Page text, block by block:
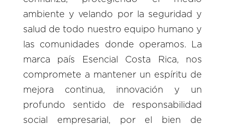
ambiente y velando por la seguridad y
salud de todo nuestro equipo humano y
las comunidades donde operamos. La
marca país Esencial Costa Rica, nos
compromete a mantener un espíritu de
mejora continua, innovación y un
profundo sentido de responsabilidad
social empresarial, por el bien de